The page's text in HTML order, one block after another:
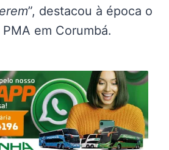
”, destacou à época o
em Corumbá.